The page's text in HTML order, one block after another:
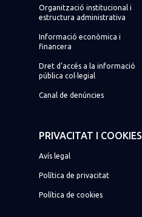
Organització institucional i
estructura administrativa
Informació econòmica i
financera
Dret d’accés a la informació
pública col·legial
Canal de denúncies
PRIVACITAT I COOKIES
Avís legal
Política de privacitat
Política de cookies